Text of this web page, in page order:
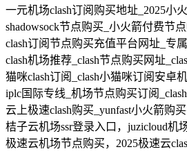
一元机场clash订阅购买地址_2025小
shadowsock节点购买_小火箭付费节
clash订阅节点购买充值平台网址_专
clash机场推荐_clash节点购买网址
猫咪clash订阅_clash小猫咪订阅安卓
iplc国际专线_机场节点购买订阅
云上极速clash购买_yunfast小火箭购
桔子云机场ssr登录入口，juzicloud机
极速云机场节点购买，2025极速云